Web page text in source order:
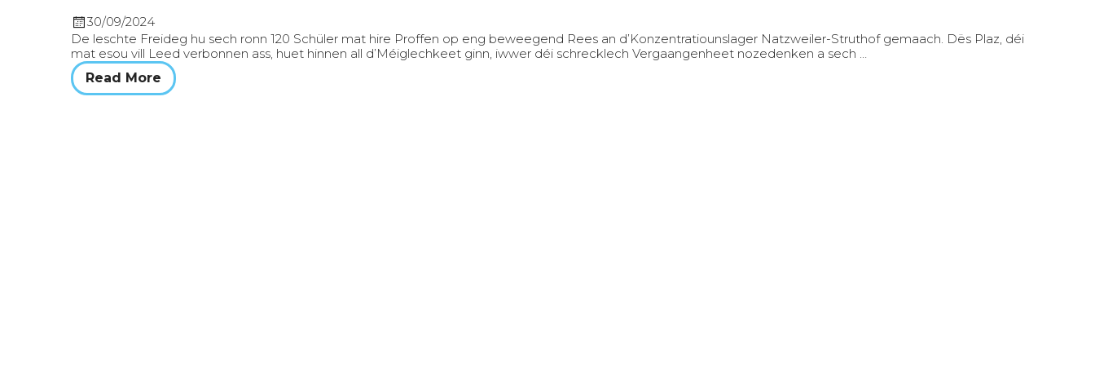
30/09/2024
De leschte Freideg hu sech ronn 120 Schüler mat hire Proffen op eng beweegend Rees an d’Konzentratiounslager Natzweiler-Struthof gemaach. Dës Plaz, déi
mat esou vill Leed verbonnen ass, huet hinnen all d’Méiglechkeet ginn, iwwer déi schrecklech Vergaangenheet nozedenken a sech …
Read More